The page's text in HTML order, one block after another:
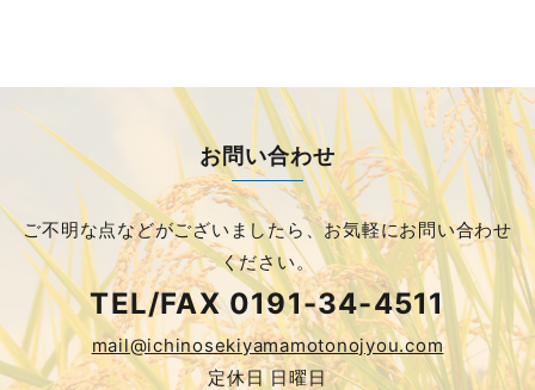
お問い合わせ
ご不明な点などがございましたら、お気軽にお問い合わせ
ください。
TEL/FAX 0191-34-4511
mail@ichinosekiyamamotonojyou.com
定休日 日曜日